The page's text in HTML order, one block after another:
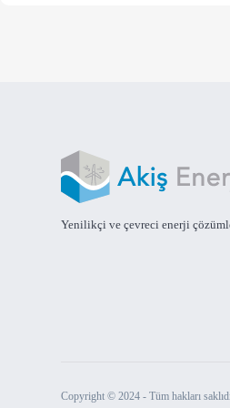
Yenilikçi ve çevreci enerji
Copyright © 2024 - Tüm hakları